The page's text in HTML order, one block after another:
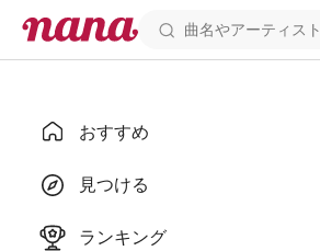
おすすめ
見つける
ランキング